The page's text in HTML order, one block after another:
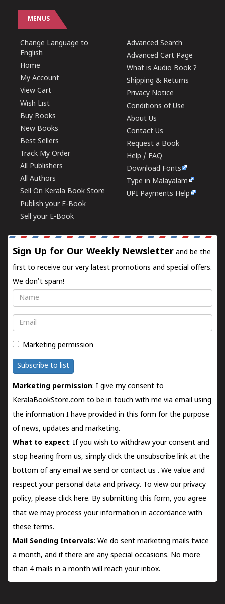
MENUS
Change Language to
English
Home
My Account
View Cart
Wish List
Buy Books
New Books
Best Sellers
Track My Order
All Publishers
All Authors
Sell On Kerala Book Store
Publish your E-Book
Sell your E-Book
Advanced Search
Advanced Cart Page
What is Audio Book ?
Shipping & Returns
Privacy Notice
Conditions of Use
About Us
Contact Us
Request a Book
Help / FAQ
Download Fonts
Type in Malayalam
UPI Payments Help
Sign Up for Our Weekly Newsletter and be the
first to receive our very latest promotions and special offers.
We don't spam!
Name
Email
Marketing permission
Subscribe to list
Marketing permission: I give my consent to
KeralaBookStore.com to be in touch with me via email using
the information I have provided in this form for the purpose
of news, updates and marketing.
What to expect: If you wish to withdraw your consent and
stop hearing from us, simply click the unsubscribe link at the
bottom of any email we send orcontact us . We value and
respect your personal data and privacy. To view our privacy
policy, please click here. By submitting this form, you agree
that we may process your information in accordance with
these terms.
Mail Sending Intervals: We do sent marketing mails twice
a month, and if there are any special occasions. No more
than 4 mails in a month will reach your inbox.